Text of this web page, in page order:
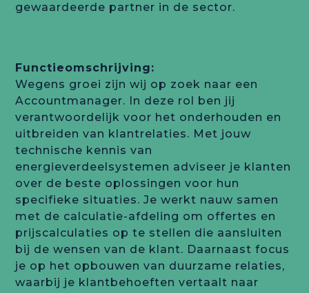
gewaardeerde partner in de sector.
Functieomschrijving:
Wegens groei zijn wij op zoek naar een
Accountmanager. In deze rol ben jij
verantwoordelijk voor het onderhouden en
uitbreiden van klantrelaties. Met jouw
technische kennis van
energieverdeelsystemen adviseer je klanten
over de beste oplossingen voor hun
specifieke situaties. Je werkt nauw samen
met de calculatie-afdeling om offertes en
prijscalculaties op te stellen die aansluiten
bij de wensen van de klant. Daarnaast focus
je op het opbouwen van duurzame relaties,
waarbij je klantbehoeften vertaalt naar